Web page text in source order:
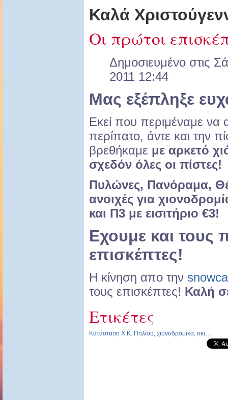
Καλά
Οι πρώτοι
Δημοσιευμένο στις
2011 12:44
Μας εξέπληξε
Εκεί που περιμέναμε να
περίπατο, άντε και την
βρεθήκαμε με αρκετό
σχεδόν όλες οι πίστες!
Πυλώνες, Πανόραμα,
ανοιχές για
και Π3 με εισιτήριο €3!
Εχουμε και τους
επισκέπτες!
Η κίνηση απο την
τους επισκέπτες! Καλή
Ετικέτες
Κατάσταση Χ.Κ. Πηλίου, χιονοδρομικα, σκι, ,